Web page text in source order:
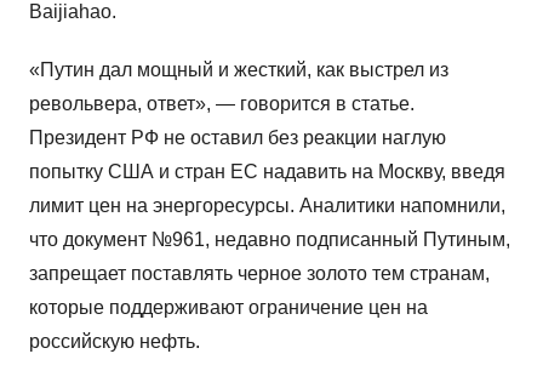
Baijiahao.
«Путин дал мощный и жесткий, как выстрел из
револьвера, ответ», — говорится в статье.
Президент РФ не оставил без реакции наглую
попытку США и стран ЕС надавить на Москву, введя
лимит цен на энергоресурсы. Аналитики напомнили,
что документ №961, недавно подписанный Путиным,
запрещает поставлять черное золото тем странам,
которые поддерживают ограничение цен на
российскую нефть.